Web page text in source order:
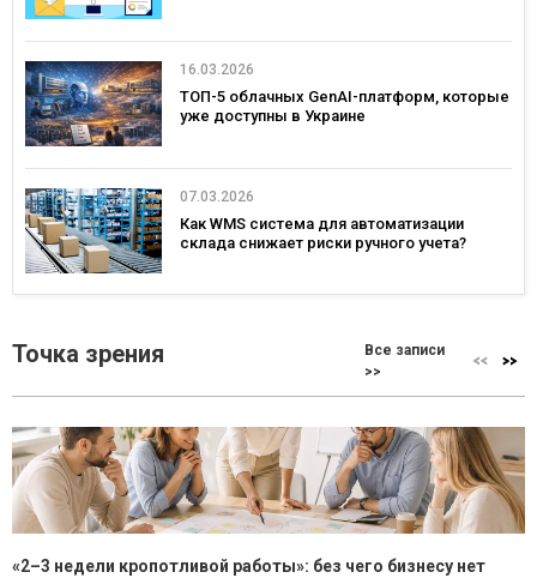
16.03.2026
ТОП-5 облачных GenAI-платформ, которые
уже доступны в Украине
07.03.2026
Как WMS система для автоматизации
склада снижает риски ручного учета?
Точка зрения
Все записи
>>
«2–3 недели кропотливой работы»: без чего бизнесу нет